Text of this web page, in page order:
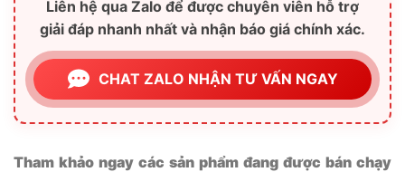
Liên hệ qua Zalo để được chuyên viên hỗ trợ
giải đáp nhanh nhất và nhận báo giá chính xác.
CHAT ZALO NHẬN TƯ VẤN NGAY
Tham khảo ngay các sản phẩm đang được bán chạy